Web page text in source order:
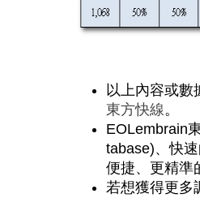
以上內容或數
東方快線。
EOLembrain
tabase)、快
便捷、更精準
若想獲得更多